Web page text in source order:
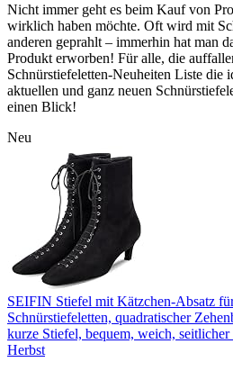
Nicht immer geht es beim Kauf von
wirklich haben möchte. Oft wird mit
anderen geprahlt – immerhin hat man
Produkt erworben! Für alle, die
Schnürstiefeletten-Neuheiten Liste die
aktuellen und ganz neuen
einen Blick!
Neu
SEIFIN Stiefel mit Kätzchen-Absatz
Schnürstiefeletten, quadratischer
kurze Stiefel, bequem, weich, seitlicher
Herbst